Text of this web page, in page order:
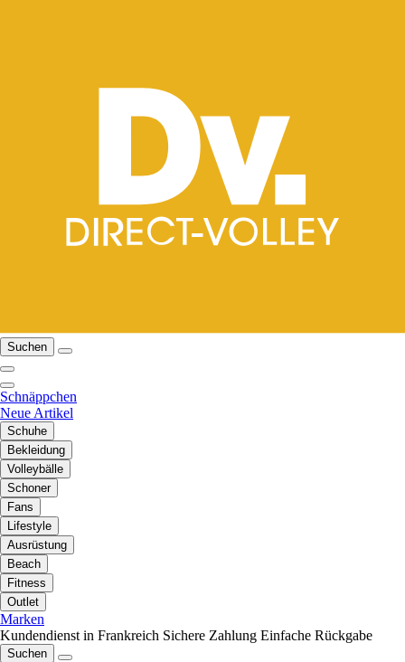
Suchen
Schnäppchen
Neue Artikel
Schuhe
Bekleidung
Volleybälle
Schoner
Fans
Lifestyle
Ausrüstung
Beach
Fitness
Outlet
Marken
Kundendienst in Frankreich Sichere Zahlung Einfache Rückgabe
Suchen